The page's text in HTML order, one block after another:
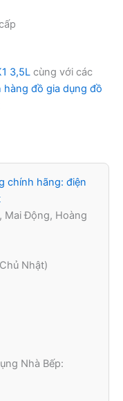
3,5L cùng với các
hàng đồ gia dụng đồ
chính hãng: điện
Mai Động, Hoàng
Nhật)
Nhà Bếp: